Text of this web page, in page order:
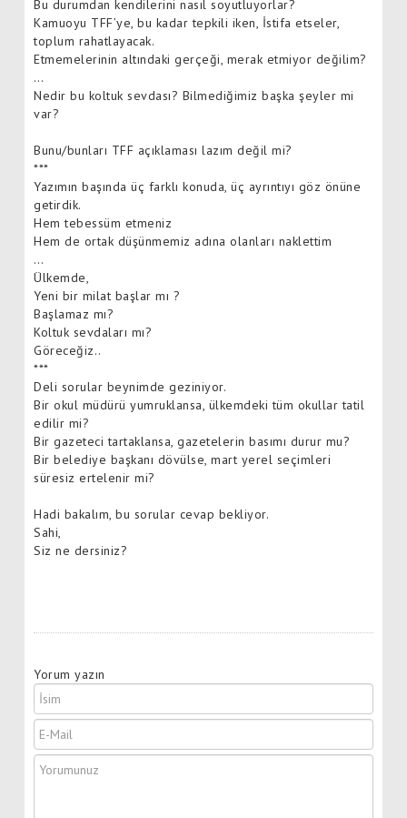
Bu durumdan kendilerini nasıl soyutluyorlar?
Kamuoyu TFF’ye, bu kadar tepkili iken, İstifa etseler,
toplum rahatlayacak.
Etmemelerinin altındaki gerçeği, merak etmiyor değilim?
…
Nedir bu koltuk sevdası? Bilmediğimiz başka şeyler mi
var?
Bunu/bunları TFF açıklaması lazım değil mi?
***
Yazımın başında üç farklı konuda, üç ayrıntıyı göz önüne
getirdik.
Hem tebessüm etmeniz
Hem de ortak düşünmemiz adına olanları naklettim
…
Ülkemde,
Yeni bir milat başlar mı ?
Başlamaz mı?
Koltuk sevdaları mı?
Göreceğiz..
***
Deli sorular beynimde geziniyor.
Bir okul müdürü yumruklansa, ülkemdeki tüm okullar tatil
edilir mi?
Bir gazeteci tartaklansa, gazetelerin basımı durur mu?
Bir belediye başkanı dövülse, mart yerel seçimleri
süresiz ertelenir mi?
Hadi bakalım, bu sorular cevap bekliyor.
Sahi,
Siz ne dersiniz?
Yorum yazın